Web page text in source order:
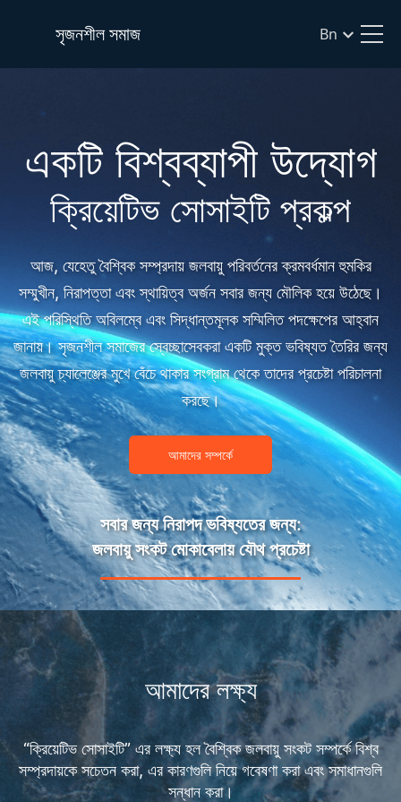
সৃজনশীল সমাজ Bn
একটি বিশ্বব্যাপী উদ্যোগ
ক্রিয়েটিভ সোসাইটি প্রকল্প
আজ, যেহেতু বৈশ্বিক সম্প্রদায় জলবায়ু পরিবর্তনের ক্রমবর্ধমান হুমকির
সম্মুখীন, নিরাপত্তা এবং স্থায়িত্ব অর্জন সবার জন্য মৌলিক হয়ে উঠেছে।
এই পরিস্থিতি অবিলম্বে এবং সিদ্ধান্তমূলক সম্মিলিত পদক্ষেপের আহ্বান
জানায়। সৃজনশীল সমাজের স্বেচ্ছাসেবকরা একটি মুক্ত ভবিষ্যত তৈরির জন্য
জলবায়ু চ্যালেঞ্জের মুখে বেঁচে থাকার সংগ্রাম থেকে তাদের প্রচেষ্টা পরিচালনা
করছে।
আমাদের সম্পর্কে
সবার জন্য নিরাপদ ভবিষ্যতের জন্য:
জলবায়ু সংকট মোকাবেলায় যৌথ প্রচেষ্টা
আমাদের লক্ষ্য
“ক্রিয়েটিভ সোসাইটি” এর লক্ষ্য হল বৈশ্বিক জলবায়ু সংকট সম্পর্কে বিশ্ব
সম্প্রদায়কে সচেতন করা, এর কারণগুলি নিয়ে গবেষণা করা এবং সমাধানগুলি
সন্ধান করা।